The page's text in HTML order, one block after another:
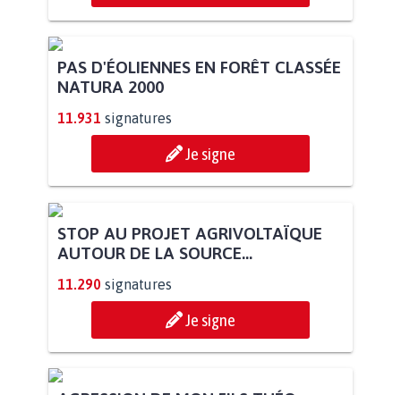
PAS D'ÉOLIENNES EN FORÊT CLASSÉE
NATURA 2000
11.931 signatures
Je signe